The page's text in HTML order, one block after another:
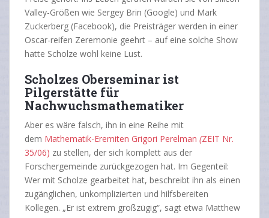
Valley-Größen wie Sergey Brin (Google) und Mark
Zuckerberg (Facebook), die Preisträger werden in einer
Oscar-reifen Zeremonie geehrt – auf eine solche Show
hatte Scholze wohl keine Lust.
Scholzes Oberseminar ist
Pilgerstätte für
Nachwuchsmathematiker
Aber es wäre falsch, ihn in eine Reihe mit
dem Mathematik-Eremiten Grigori Perelman (ZEIT Nr.
35/06) zu stellen, der sich komplett aus der
Forschergemeinde zurückgezogen hat. Im Gegenteil:
Wer mit Scholze gearbeitet hat, beschreibt ihn als einen
zugänglichen, unkomplizierten und hilfsbereiten
Kollegen. „Er ist extrem großzügig“, sagt etwa Matthew